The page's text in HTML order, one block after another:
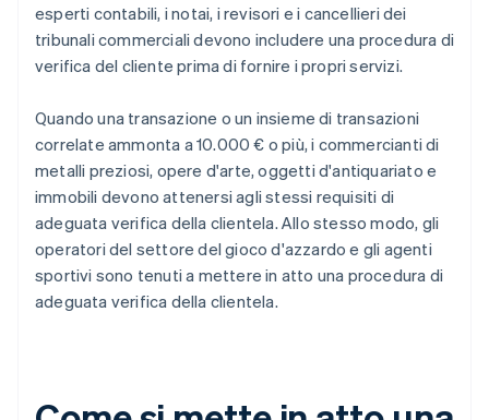
esperti contabili, i notai, i revisori e i cancellieri dei
tribunali commerciali devono includere una procedura di
verifica del cliente prima di fornire i propri servizi.
Quando una transazione o un insieme di transazioni
correlate ammonta a 10.000 € o più, i commercianti di
metalli preziosi, opere d'arte, oggetti d'antiquariato e
immobili devono attenersi agli stessi requisiti di
adeguata verifica della clientela. Allo stesso modo, gli
operatori del settore del gioco d'azzardo e gli agenti
sportivi sono tenuti a mettere in atto una procedura di
adeguata verifica della clientela.